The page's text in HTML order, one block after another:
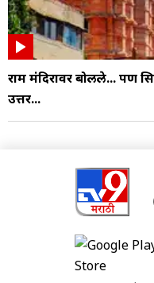
राम मंदिरावर बोलले... पण
उत्तर...